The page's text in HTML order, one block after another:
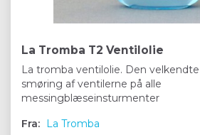
La Tromba T2 Ventilolie
La tromba ventilolie. Den
smøring af ventilerne på alle
messingblæseinsturmenter
Fra: La Tromba